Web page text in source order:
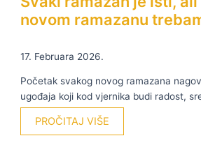
novom ramazanu
17. Februara 2026.
Početak svakog novog ramazana
ugođaja koji kod vjernika budi radost,
PROČITAJ VIŠE